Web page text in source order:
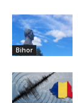
Bihor